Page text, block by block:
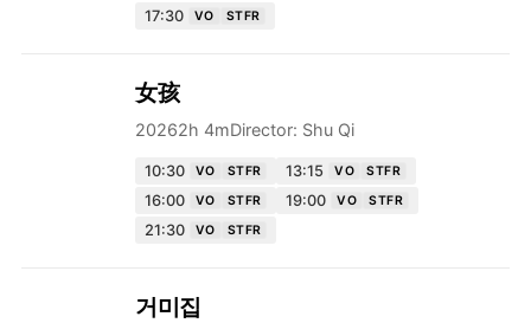
17:30 VO STFR
女孩
20262h 4mDirector: Shu Qi
10:30 VO STFR 13:15 VO STFR
16:00 VO STFR 19:00 VO STFR
21:30 VO STFR
거미집